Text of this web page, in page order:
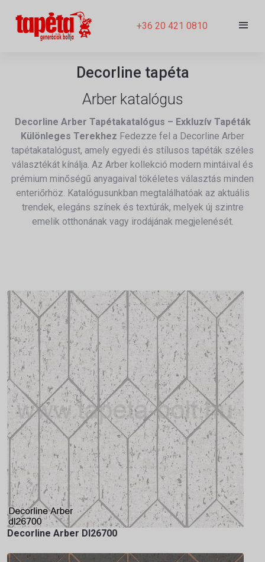
+36 20 421 0810
Decorline tapéta
Arber katalógus
Decorline Arber Tapétakatalógus – Exkluzív Tapéták
Különleges Terekhez Fedezze fel a Decorline Arber
tapétakatalógust, amely egyedi és stílusos tapéták széles
választékát kínálja. Az Arber kollekció modern mintáival és
prémium minőségű anyagaival tökéletes választás minden
enteriőrhöz. Katalógusunkban megtalálhatóak az aktuális
trendek, elegáns színek és textúrák, melyek új szintre
emelik otthonának vagy irodájának megjelenését.
Decorline Arber Dl26700